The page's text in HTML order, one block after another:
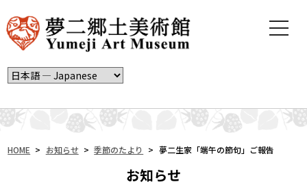
t
n
HOME > お知らせ > 季節のたより > 夢二生家「端午の節句」ご報告
お知らせ